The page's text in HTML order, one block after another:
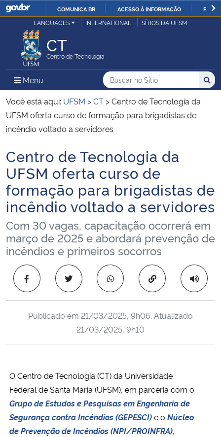
IR
COMUNICA BR ACESSO À INFORMAÇÃO
Ministério da Justiça e Segurança Pública
Ministério da Defesa
Ministério das Relações Exteriores
Ministério da Economia
Ministério da Infraestrutura
Ministério da Agricultura, Pecuária e Abastecimento
Ministério da Educação
Ministério da Cidadania
Ministério da Saúde
Ministério de Minas e Energia
Ministério do Meio Ambiente
Ministério do Desenvolvimento Regional
LANGUAGES INTERNATIONAL SÍTIOS DA UFSM
CT
Centro de Tecnologia
Menu Menu Principal do Sítio
Busca
Buscar no no Sítio
Busca:
Você está aqui: UFSM >CT >Centro de Tecnologia da
UFSM oferta curso de formação para brigadistas de
incêndio voltado a servidores
Início do conteúdo
Centro de Tecnologia da
UFSM oferta curso de
formação para brigadistas de
incêndio voltado a servidores
Com 30 vagas, capacitação ocorrerá em
março de 2025 e abordará prevenção de
incêndios e primeiros socorros
Copiar para área
Publicado em 21/03/2025, 9h06. Atualizado
21/03/2025, 9h10
O Centro de Tecnologia (CT) da Universidade
Federal de Santa Maria (UFSM), em parceria com o
Grupo de Estudos e Pesquisas em Engenharia de
Segurança contra Incêndios (GEPESCI)e o Núcleo
de Prevenção de Incêndios (NPI/PROINFRA),